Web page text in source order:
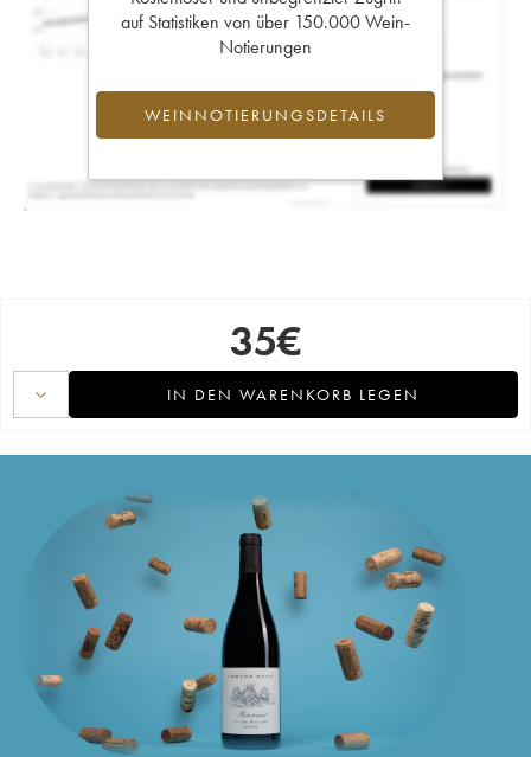
auf Statistiken von über 150.000 Wein-
Notierungen
WEINNOTIERUNGSDETAILS
35€
IN DEN WARENKORB LEGEN